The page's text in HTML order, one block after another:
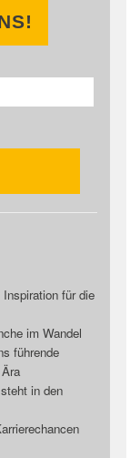
für die
im Wandel
führende
in den